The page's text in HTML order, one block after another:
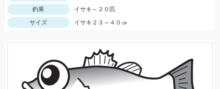
釣果
イサキ～２０匹
サイズ
イサキ２３～４０㎝